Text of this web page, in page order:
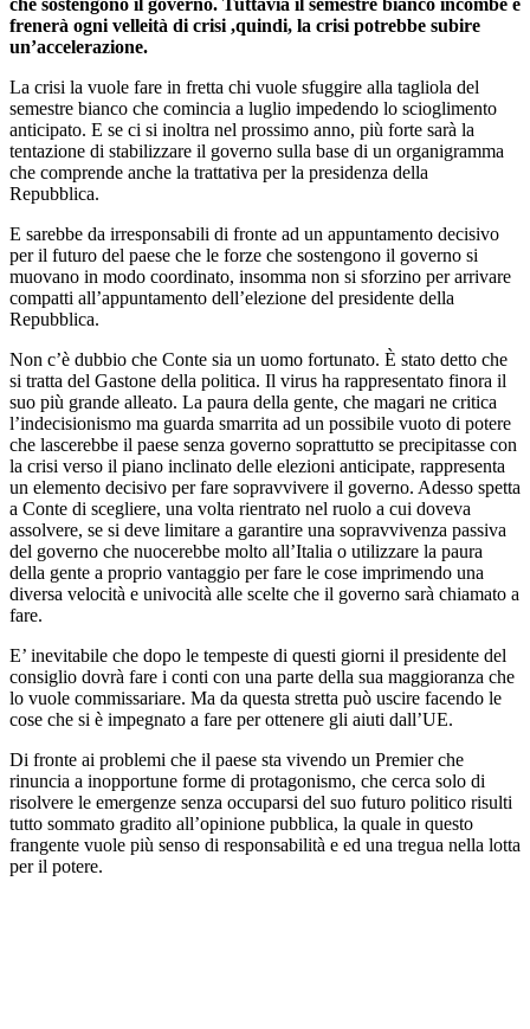
frenerà ogni velleità di crisi ,quindi, la crisi potrebbe subire
un’accelerazione.
La crisi la vuole fare in fretta chi vuole sfuggire alla tagliola del
semestre bianco che comincia a luglio impedendo lo scioglimento
anticipato. E se ci si inoltra nel prossimo anno, più forte sarà la
tentazione di stabilizzare il governo sulla base di un organigramma
che comprende anche la trattativa per la presidenza della
Repubblica.
E sarebbe da irresponsabili di fronte ad un appuntamento decisivo
per il futuro del paese che le forze che sostengono il governo si
muovano in modo coordinato, insomma non si sforzino per arrivare
compatti all’appuntamento dell’elezione del presidente della
Repubblica.
Non c’è dubbio che Conte sia un uomo fortunato. È stato detto che
si tratta del Gastone della politica. Il virus ha rappresentato finora il
suo più grande alleato. La paura della gente, che magari ne critica
l’indecisionismo ma guarda smarrita ad un possibile vuoto di potere
che lascerebbe il paese senza governo soprattutto se precipitasse con
la crisi verso il piano inclinato delle elezioni anticipate, rappresenta
un elemento decisivo per fare sopravvivere il governo. Adesso spetta
a Conte di scegliere, una volta rientrato nel ruolo a cui doveva
assolvere, se si deve limitare a garantire una sopravvivenza passiva
del governo che nuocerebbe molto all’Italia o utilizzare la paura
della gente a proprio vantaggio per fare le cose imprimendo una
diversa velocità e univocità alle scelte che il governo sarà chiamato a
fare.
E’ inevitabile che dopo le tempeste di questi giorni il presidente del
consiglio dovrà fare i conti con una parte della sua maggioranza che
lo vuole commissariare. Ma da questa stretta può uscire facendo le
cose che si è impegnato a fare per ottenere gli aiuti dall’UE.
Di fronte ai problemi che il paese sta vivendo un Premier che
rinuncia a inopportune forme di protagonismo, che cerca solo di
risolvere le emergenze senza occuparsi del suo futuro politico risulti
tutto sommato gradito all’opinione pubblica, la quale in questo
frangente vuole più senso di responsabilità e ed una tregua nella lotta
per il potere.